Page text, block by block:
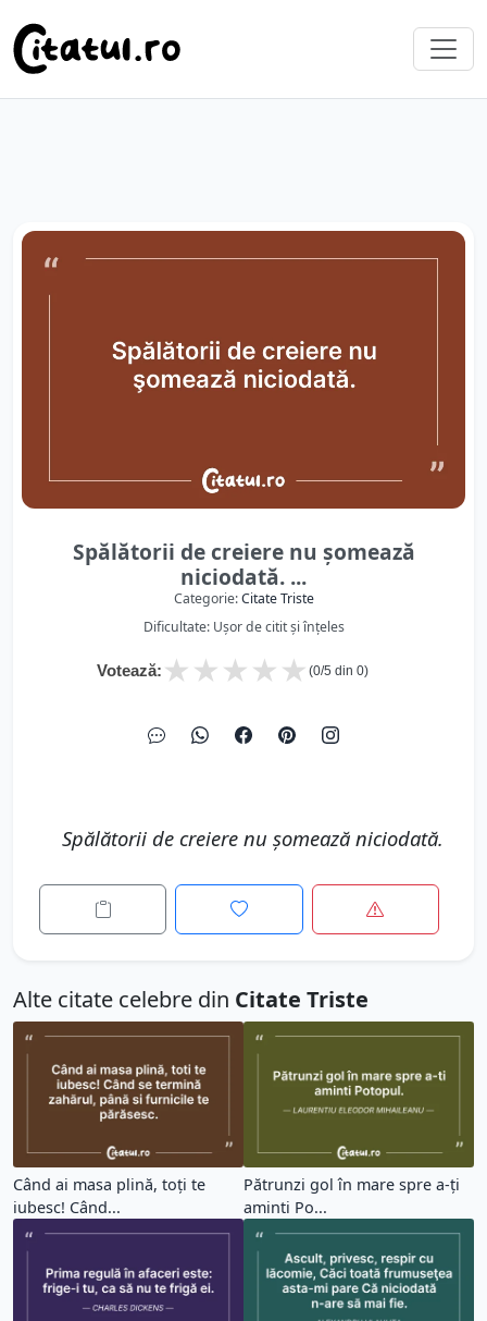
Spălătorii de creiere nu şomează
niciodată. ...
Categorie:Citate Triste
Dificultate: Ușor de citit și înțeles
Votează: ★
★
★
★
★ (0/5 din 0)
Spălătorii de creiere nu şomează niciodată.
Alte citate celebre din Citate Triste
Când ai masa plină, toți te
iubesc! Când...
Pătrunzi gol în mare spre a-ți
aminti Po...